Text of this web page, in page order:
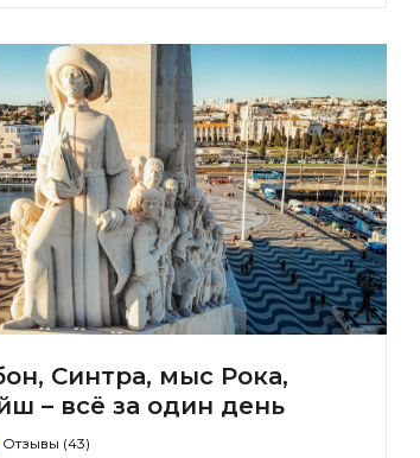
Синтра, мыс Рока,
– всё за один день
Отзывы (43)